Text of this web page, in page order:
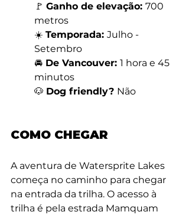
🚩 Ganho de elevação: 700
metros
☀️ Temporada: Julho -
Setembro
🚘 De Vancouver: 1 hora e 45
minutos
🐶 Dog friendly? Não
COMO CHEGAR
A aventura de Watersprite Lakes
começa no caminho para chegar
na entrada da trilha. O acesso à
trilha é pela estrada Mamquam